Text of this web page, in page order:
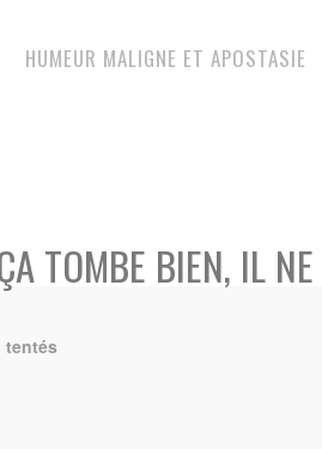
HUMEUR MALIGNE ET APOSTASIE
TOMBE BIEN, IL
tentés